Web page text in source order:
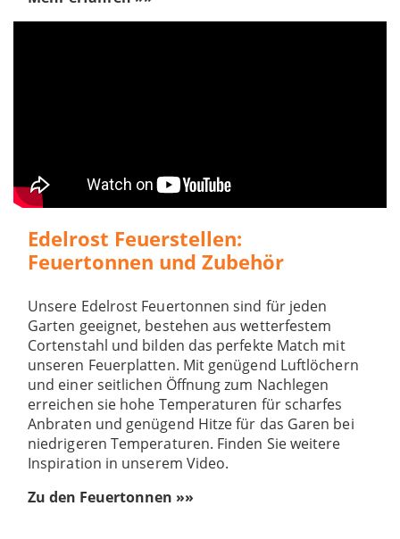
Edelrost Feuerstellen:
Feuertonnen und Zubehör
Unsere Edelrost Feuertonnen sind für jeden
Garten geeignet, bestehen aus wetterfestem
Cortenstahl und bilden das perfekte Match mit
unseren Feuerplatten. Mit genügend Luftlöchern
und einer seitlichen Öffnung zum Nachlegen
erreichen sie hohe Temperaturen für scharfes
Anbraten und genügend Hitze für das Garen bei
niedrigeren Temperaturen. Finden Sie weitere
Inspiration in unserem Video.
Zu den Feuertonnen »»